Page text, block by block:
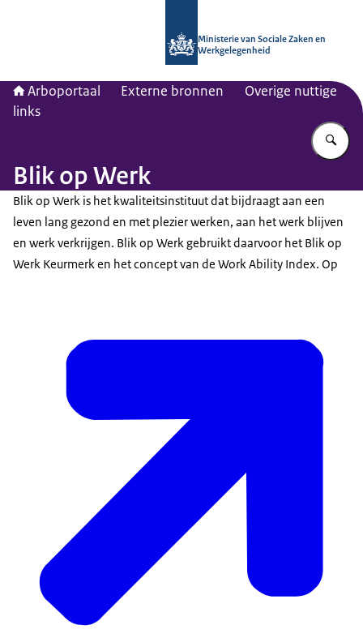
Ministerie van Sociale Zaken en
Werkgelegenheid
Arboportaal Externe bronnen
Overige nuttige
links
Blik op Werk
Blik op Werk is het kwaliteitsinstituut dat bijdraagt aan een
leven lang gezond en met plezier werken, aan het werk blijven
en werk verkrijgen. Blik op Werk gebruikt daarvoor het Blik op
Werk Keurmerk en het concept van de Work Ability Index. Op